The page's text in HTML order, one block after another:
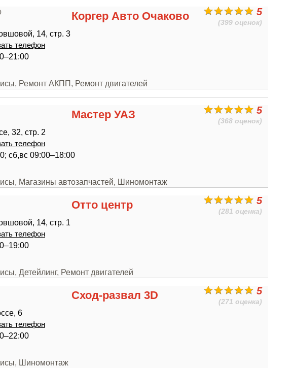
5
(399 оценок)
Коргер Авто Очаково
14, стр. 3
телефон
Ремонт АКПП, Ремонт двигателей
5
(368 оценок)
Мастер УАЗ
32, стр. 2
телефон
сб,вс 09:00–18:00
Магазины автозапчастей, Шиномонтаж
5
(281 оценка)
Отто центр
14, стр. 1
телефон
Детейлинг, Ремонт двигателей
5
(271 оценка)
Сход-развал 3D
6
телефон
Шиномонтаж